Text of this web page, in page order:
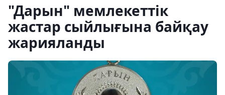
"Дарын" мемлекеттік
жастар сыйлығына байқау
жарияланды